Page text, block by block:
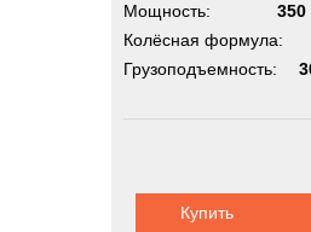
Мощность:
350
Колёсная формула:
Грузоподъемность:
Купить